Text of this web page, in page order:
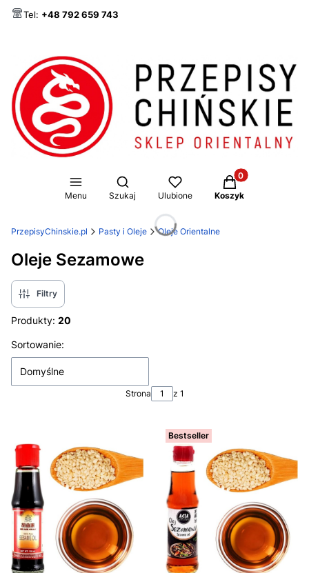
Tel: +48 792 659 743
Menu
Otwórz wyszukiwarkę
Szukaj Ulubione
Produkty w
Koszyk
PrzepisyChinskie.pl Pasty i Oleje Oleje Orientalne
Oleje Sezamowe
Filtry
Produkty: 20
Lista produktów
Sortowanie:
Domyślne
Strona z 1
Bestseller